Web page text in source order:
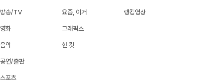
방송/TV
영화
음악
공연/출판
스포츠
요즘, 이거
그래픽스
한 컷
랭킹영상